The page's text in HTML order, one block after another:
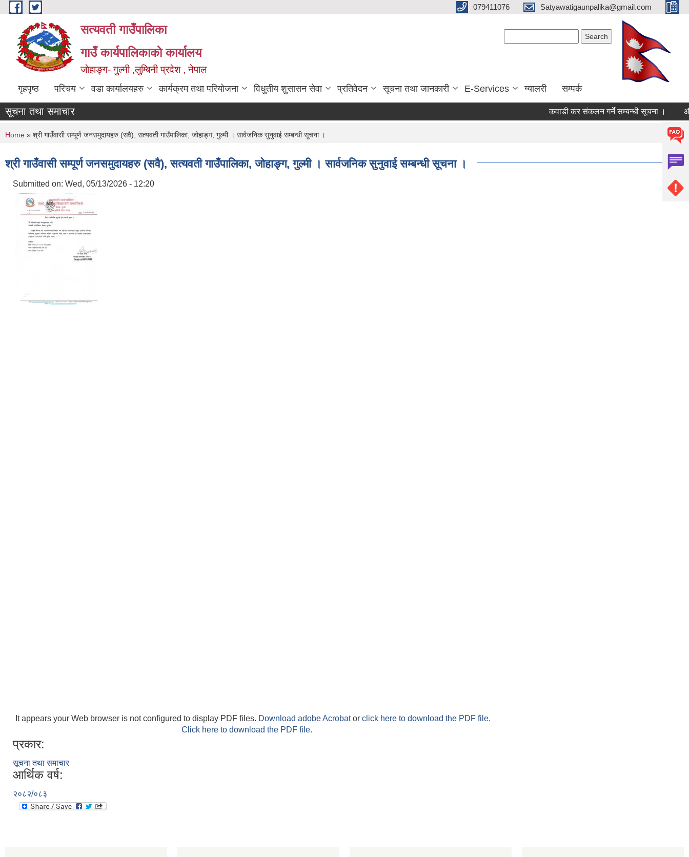
Skip to main content 079411076 Satyawatigaunpalika@gmail.com
सत्यवती गाउँपालिका
गाउँ कार्यपालिकाकाे कार्यालय
जाेहाङ्ग- गुल्मी ,लुम्बिनी प्रदेश , नेपाल
गृहपृष्ठ परिचय वडा कार्यालयहरु कार्यक्रम तथा परियोजना विधुतीय शुसासन सेवा प्रतिवेदन सूचना तथा जानकारी E-Services ग्यालरी सम्पर्क
सूचना तथा समाचार कवाडी कर संकलन गर्ने सम्बन्धी सूचना । औषधी
You are here
Home » श्री गाउँवासी सम्पूर्ण जनसमुदायहरु (सवै), सत्यवती गाउँपालिका, जोहाङ्ग, गुल्मी । सार्वजनिक सुनुवाई सम्बन्धी सूचना ।
श्री गाउँवासी सम्पूर्ण जनसमुदायहरु (सवै), सत्यवती गाउँपालिका, जोहाङ्ग, गुल्मी । सार्वजनिक सुनुवाई सम्बन्धी सूचना ।
Submitted on: Wed, 05/13/2026 - 12:20
It appears your Web browser is not configured to display PDF files. Download adobe Acrobator click here to download the PDF file.
Click here to download the PDF file.
प्रकार:
सूचना तथा समाचार
आर्थिक वर्ष:
२०८२/०८३